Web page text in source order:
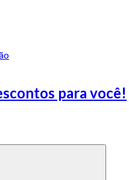
para você!